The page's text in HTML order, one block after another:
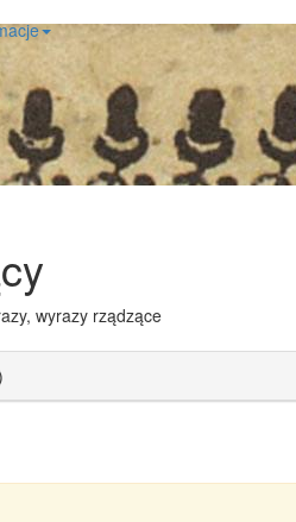
wyrazy rządzące